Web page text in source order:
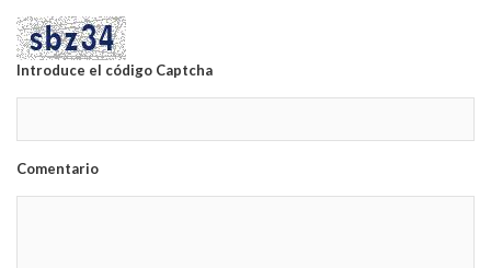
Introduce el código Captcha
Comentario